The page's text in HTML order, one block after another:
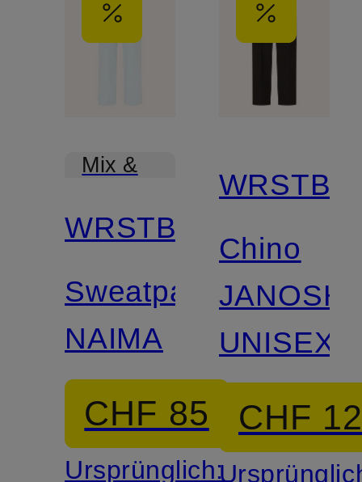
Mix &
WRSTBHVR
Sweatpants
NAIMA
CHF 85
Ursprünglich:
Chino
JANOSH
UNISEX
CHF